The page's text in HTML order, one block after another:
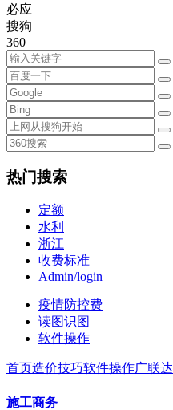
必应
搜狗
360
热门搜索
定额
水利
浙江
收费标准
Admin/login
疫情防控费
读图识图
软件操作
首页造价技巧软件操作广联达
施工商务